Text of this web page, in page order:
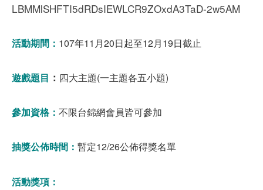
LBMMlSHFTI5dRDsIEWLCR9ZOxdA3TaD-2w5AM
活動期間： 107年11月20日起至12月19日截止
遊戲題目 ： 四大主題(一主題各五小題)
參加資格： 不限台錦網會員皆可參加
抽獎公佈時間： 暫定12/26公佈得獎名單
活動獎項：